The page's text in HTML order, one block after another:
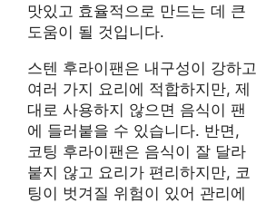
맛있고 효율적으로 만드는 데 큰
도움이 될 것입니다.
스텐 후라이팬은 내구성이 강하고
여러 가지 요리에 적합하지만, 제
대로 사용하지 않으면 음식이 팬
에 들러붙을 수 있습니다. 반면,
코팅 후라이팬은 음식이 잘 달라
붙지 않고 요리가 편리하지만, 코
팅이 벗겨질 위험이 있어 관리에